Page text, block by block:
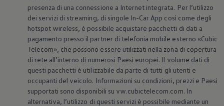
presenza di una connessione a Internet integrata. Per l’utilizzo
dei servizi di streaming, di singole In-Car App così come degli
hotspot wireless, è possibile acquistare pacchetti di dati a
pagamento presso il partner di telefonia mobile esterno «Cubic
Telecom», che possono essere utilizzati nella zona di copertura
di rete all’interno di numerosi Paesi europei. Il volume dati di
questi pacchetti è utilizzabile da parte di tutti gli utenti e
occupanti del veicolo. Informazioni su condizioni, prezzi e Paesi
supportati sono disponibili su vw.cubictelecom.com. In
alternativa, l’utilizzo di questi servizi è possibile mediante un